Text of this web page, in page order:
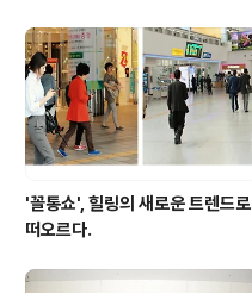
'꼴통쇼', 힐링의 새로운 트렌드로
떠오르다.